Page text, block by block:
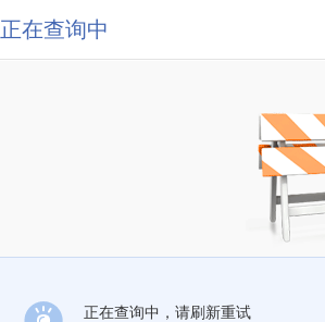
正在查询中
正在查询中，请刷新重试